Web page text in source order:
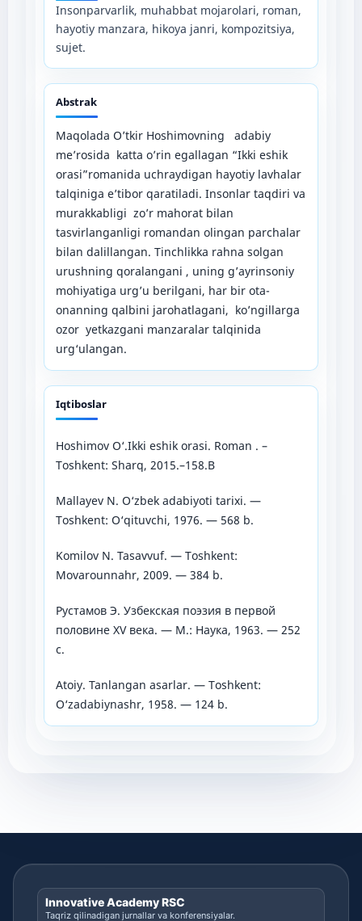
Insonparvarlik, muhabbat mojarolari, roman,
hayotiy manzara, hikoya janri, kompozitsiya,
sujet.
Abstrak
Maqolada O’tkir Hoshimovning adabiy
me’rosida katta o’rin egallagan “Ikki eshik
orasi”romanida uchraydigan hayotiy lavhalar
talqiniga e’tibor qaratiladi. Insonlar taqdiri va
murakkabligi zo’r mahorat bilan
tasvirlanganligi romandan olingan parchalar
bilan dalillangan. Tinchlikka rahna solgan
urushning qoralangani , uning g’ayrinsoniy
mohiyatiga urg’u berilgani, har bir ota-
onanning qalbini jarohatlagani, ko’ngillarga
ozor yetkazgani manzaralar talqinida
urg‘ulangan.
Iqtiboslar
Hoshimov O‘.Ikki eshik orasi. Roman . –
Toshkent: Sharq, 2015.–158.B
Mallayev N. O‘zbek adabiyoti tarixi. —
Toshkent: O‘qituvchi, 1976. — 568 b.
Komilov N. Tasavvuf. — Toshkent:
Movarounnahr, 2009. — 384 b.
Рустамов Э. Узбекская поэзия в первой
половине XV века. — М.: Наука, 1963. — 252
с.
Atoiy. Tanlangan asarlar. — Toshkent:
O‘zadabiynashr, 1958. — 124 b.
Innovative Academy RSC
Taqriz qilinadigan jurnallar va konferensiyalar.